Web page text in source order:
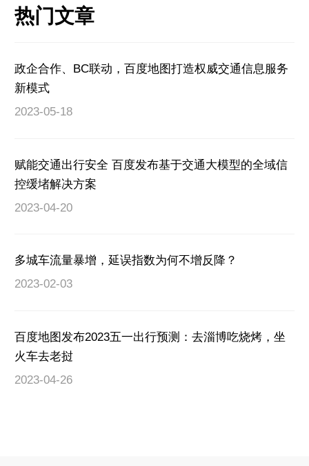
热门文章
政企合作、BC联动，百度地图打造权威交通信息服务
新模式
2023-05-18
赋能交通出行安全 百度发布基于交通大模型的全域信
控缓堵解决方案
2023-04-20
多城车流量暴增，延误指数为何不增反降？
2023-02-03
百度地图发布2023五一出行预测：去淄博吃烧烤，坐
火车去老挝
2023-04-26